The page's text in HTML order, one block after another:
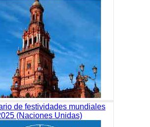
de festividades mundiales
(Naciones Unidas)